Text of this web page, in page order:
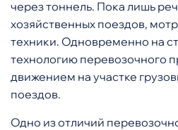
через тоннель. Пока лишь
хозяйственных поездов,
техники. Одновременно на
технологию перевозочного
движением на участке
поездов.
Одно из отличий